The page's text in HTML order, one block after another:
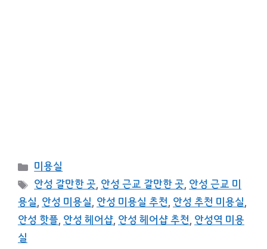
카
테
고
리
미용실
태
그
안성 갈만한 곳, 안성 근교 갈만한 곳, 안성 근교 미
용실, 안성 미용실, 안성 미용실 추천, 안성 추천 미용실,
안성 핫플, 안성 헤어샵, 안성 헤어샵 추천, 안성역 미용
실